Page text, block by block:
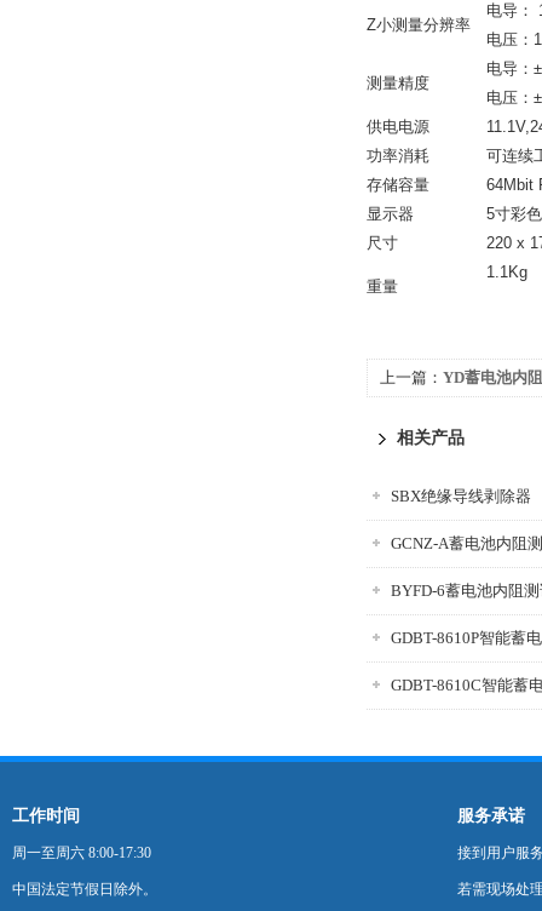
Z小测量分辨率
电导：
电压：
测量精度
电导：
电压：
供电电源
功率消耗
可连续
存储容量
64Mbit
显示器
5寸彩
尺寸
220 x
重量
1.1Kg
上一篇： YD蓄电池内
相关产品
SBX绝缘导线剥除器
GCNZ-A蓄电池内阻
BYFD-6蓄电池内阻
GDBT-8610P智能蓄
GDBT-8610C智能蓄
工作时间
周一至周六 8:00-17:30
中国法定节假日除外。
服务承诺
接到用户服
若需现场处